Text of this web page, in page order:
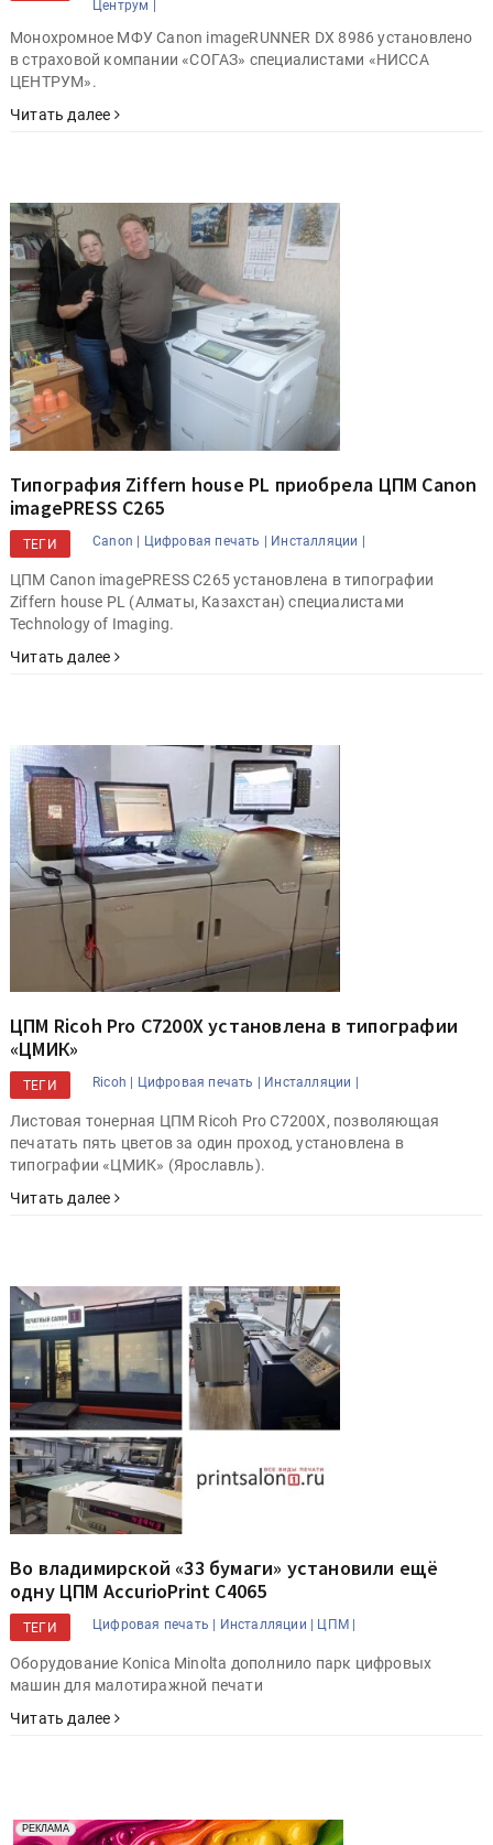
Центрум |
Монохромное МФУ Canon imageRUNNER DX 8986 установлено
в страховой компании «СОГАЗ» специалистами «НИССА
ЦЕНТРУМ».
Читать далее
Типография Ziffern house PL приобрела ЦПМ Canon
imagePRESS C265
ТЕГИ Canon | Цифровая печать | Инсталляции |
ЦПМ Canon imagePRESS C265 установлена в типографии
Ziffern house PL (Алматы, Казахстан) специалистами
Technology of Imaging.
Читать далее
ЦПМ Ricoh Pro С7200X установлена в типографии
«ЦМИК»
ТЕГИ Ricoh | Цифровая печать | Инсталляции |
Листовая тонерная ЦПМ Ricoh Pro С7200X, позволяющая
печатать пять цветов за один проход, установлена в
типографии «ЦМИК» (Ярославль).
Читать далее
Во владимирской «33 бумаги» установили ещё
одну ЦПМ AccurioPrint C4065
ТЕГИ Цифровая печать | Инсталляции | ЦПМ |
Оборудование Konica Minolta дополнило парк цифровых
машин для малотиражной печати
Читать далее
РЕКЛАМА
Реклама. Рекламодатель ООО "Передовые Системы
Печати" erid: 2SDnjd2d4Qz